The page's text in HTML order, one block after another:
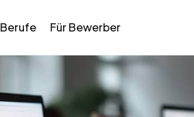
Berufe Für Bewerber